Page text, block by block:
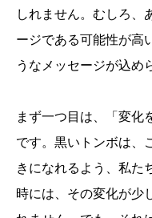
しれません。むしろ、
ージである可能性が高
うなメッセージが込め
まず一つ目は、「変化
です。黒いトンボは、
きになれるよう、私た
時には、その変化が少